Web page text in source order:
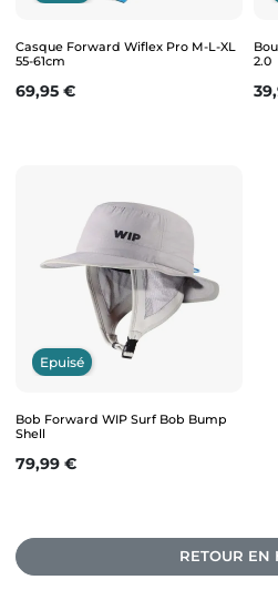
Casque Forward Wiflex Pro M-L-XL
55-61cm
Prix
69,95 €
2.0
Epuisé
Bob Forward WIP Surf Bob Bump
Shell
Prix
79,99 €
RETOUR EN